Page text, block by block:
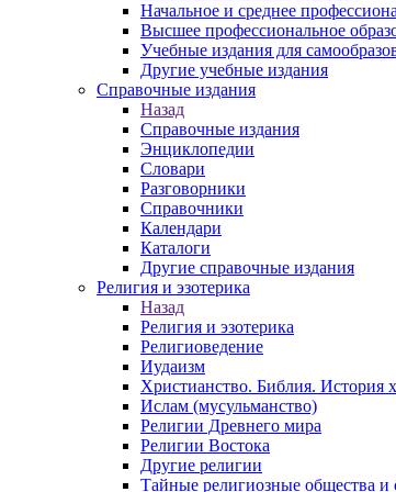
Начальное и среднее
Высшее профессиональное
Учебные издания для
Другие учебные издания
Справочные издания
Назад
Справочные издания
Энциклопедии
Словари
Разговорники
Справочники
Календари
Каталоги
Другие справочные издания
Религия и эзотерика
Назад
Религия и эзотерика
Религиоведение
Иудаизм
Христианство. Библия. История
Ислам (мусульманство)
Религии Древнего мира
Религии Востока
Другие религии
Тайные религиозные общества